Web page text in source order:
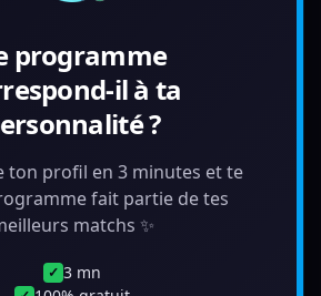
programme
il à ta
?
ton profil en 3 minutes et te
fait partie de tes
matchs ✨
✓ 3 mn